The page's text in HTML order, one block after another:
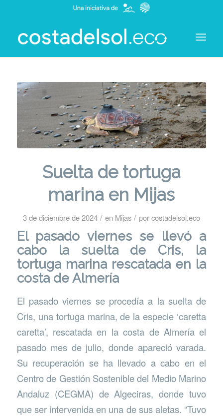
Suelta de tortuga
marina en Mijas
3 de diciembre de 2024 / en Mijas / porcostadelsol.eco
El pasado viernes se llevó a
cabo la suelta de Cris, la
tortuga marina rescatada en la
costa de Almería
El pasado viernes se procedía a la suelta de
Cris, una tortuga marina, de la especie ‘caretta
caretta’, rescatada en la costa de Almería el
pasado mes de julio, donde apareció varada.
Su recuperación se ha llevado a cabo en el
Centro de Gestión Sostenible del Medio Marino
Andaluz (CEGMA) de Algeciras, donde tuvo
que ser intervenida en una de sus aletas. “Tuvo